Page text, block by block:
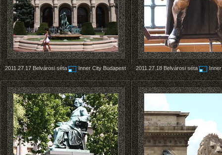
2011.27.17Belvárosi séta Inner City Budapest 2011.27.18Belvárosi séta